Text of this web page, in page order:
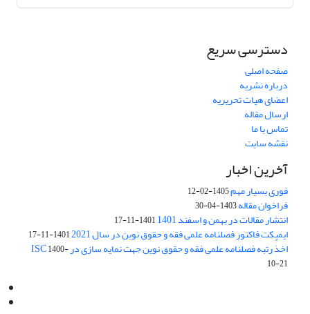
دسترسی سریع
صفحه اصلی
درباره نشریه
اعضای هیات تحریریه
ارسال مقاله
تماس با ما
نقشه سایت
آخرین اخبار
فوری بسیار مهم1405-02-12
فراخوان مقاله1403-04-30
انتشار مقالات در بهمن و اسفند 1401 1401-11-17
ایمپکت فاکتور فصلنامه علمی فقه و حقوق نوین در سال 2021 1401-11-17
اخذ رتبه فصلنامه علمی فقه و حقوق نوین جهت نمایه سازی در ISC1400-
10-21